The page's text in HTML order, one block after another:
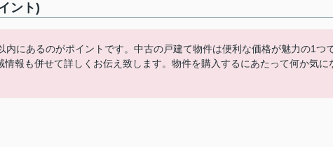
ント)
にあるのがポイントです。中古の戸建て物件は便利な価格が魅力の1つ
報も併せて詳しくお伝え致します。物件を購入するにあたって何か気に